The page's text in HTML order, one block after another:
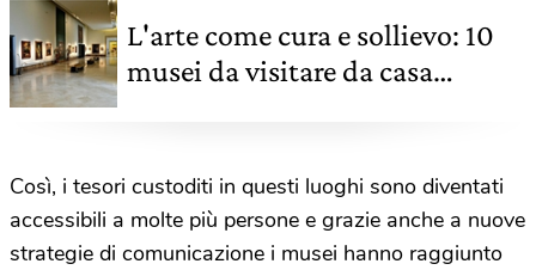
L'arte come cura e sollievo: 10
musei da visitare da casa
Così, i tesori custoditi in questi luoghi sono diventati
accessibili a molte più persone e grazie anche a nuove
strategie di comunicazione i musei hanno raggiunto